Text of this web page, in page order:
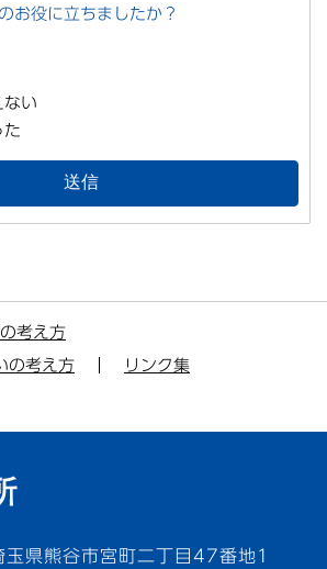
お役に立ちましたか？
ない
た
考え方
の考え方
リンク集
県熊谷市宮町二丁目47番地1